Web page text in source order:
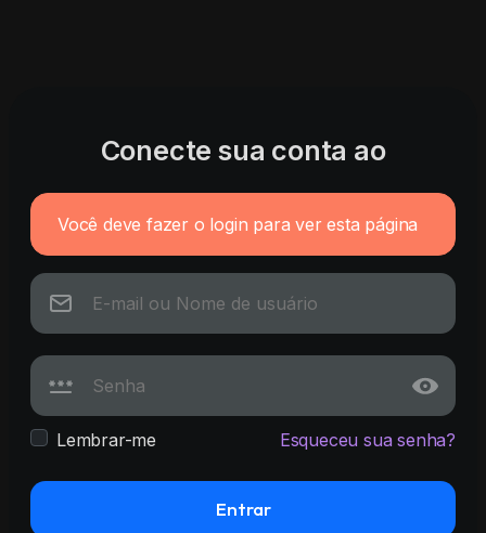
Conecte sua conta ao
Você deve fazer o login para ver esta página
Lembrar-me Esqueceu sua senha?
Entrar